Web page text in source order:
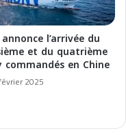
annonce l’arrivée du
et du quatrième
en Chine
2025